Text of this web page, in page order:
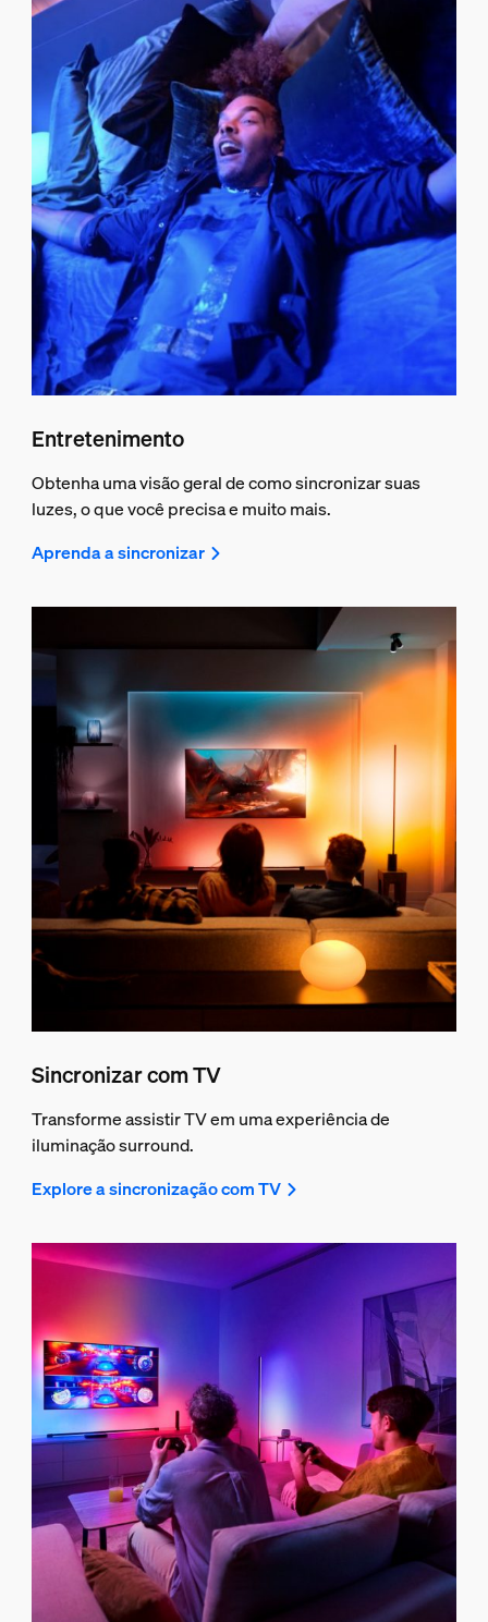
Entretenimento
Obtenha uma visão geral de como sincronizar suas
luzes, o que você precisa e muito mais.
Aprenda a sincronizar
Sincronizar com TV
Transforme assistir TV em uma experiência de
iluminação surround.
Explore a sincronização com TV